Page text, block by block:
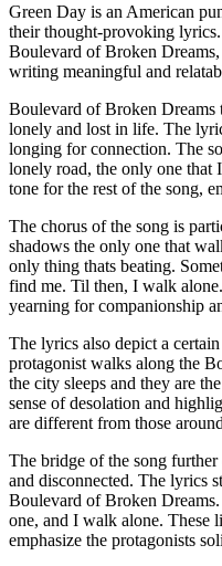
Green Day is an American
their thought-provoking
Boulevard of Broken
writing meaningful and
Boulevard of Broken Dreams
lonely and lost in life. The
longing for connection. The
lonely road, the only one that
tone for the rest of the song,
The chorus of the song is
shadows the only one that
only thing thats beating.
find me. Til then, I walk
yearning for companionship
The lyrics also depict a
protagonist walks along the
the city sleeps and they are
sense of desolation and
are different from those
The bridge of the song
and disconnected. The lyrics
Boulevard of Broken
one, and I walk alone. These
emphasize the protagonists